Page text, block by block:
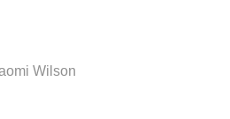
Wilson